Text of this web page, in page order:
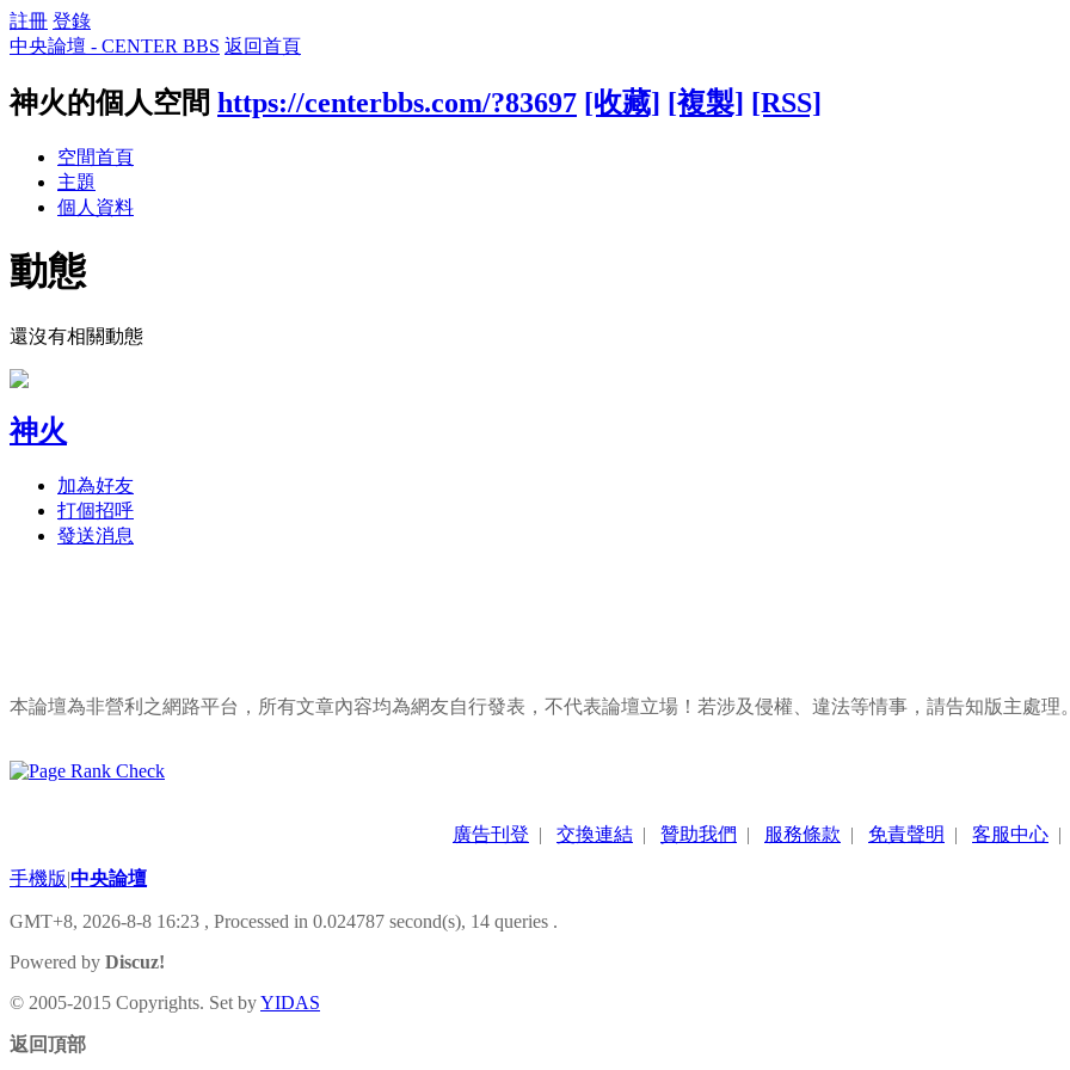
註冊 登錄
中央論壇 - CENTER BBS 返回首頁
神火的個人空間 https://centerbbs.com/?83697 [收藏] [複製] [RSS]
空間首頁
主題
個人資料
動態
還沒有相關動態
神火
加為好友
打個招呼
發送消息
本論壇為非營利之網路平台，所有文章內容均為網友自行發表，不代表論壇立場！若涉及侵權、違法等情事，請告知版主處理。
廣告刊登 | 交換連結 | 贊助我們 | 服務條款 | 免責聲明 | 客服中心 |
手機版|中央論壇
GMT+8, 2026-8-8 16:23 , Processed in 0.024787 second(s), 14 queries .
Powered by Discuz!
© 2005-2015 Copyrights. Set byYIDAS
返回頂部